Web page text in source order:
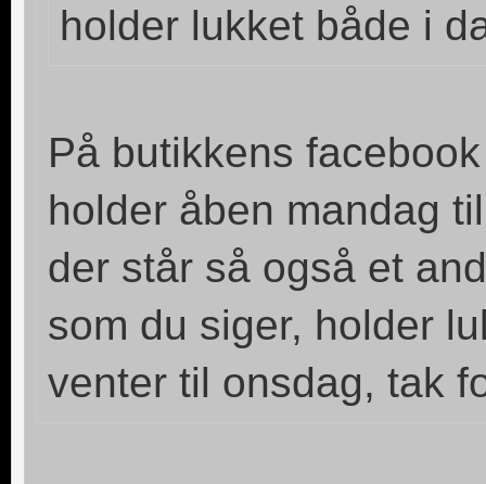
holder lukket både i
På butikkens
holder åben mandag
der står så også et
som du siger, holder
venter til onsdag, tak